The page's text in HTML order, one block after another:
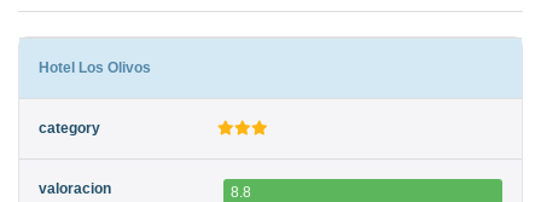
Hotel Los Olivos
8.8